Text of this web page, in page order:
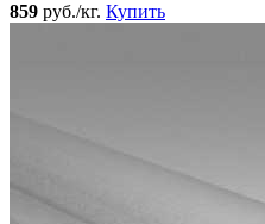
859 руб./кг. Купить